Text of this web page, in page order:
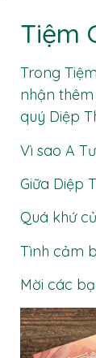
Tiệm
Trong
nhận
quý Diệp
Vì sao A
Giữa Diệp
Quá khứ
Tình cảm
Mời các